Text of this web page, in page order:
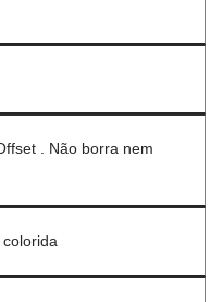
. Não borra nem
colorida